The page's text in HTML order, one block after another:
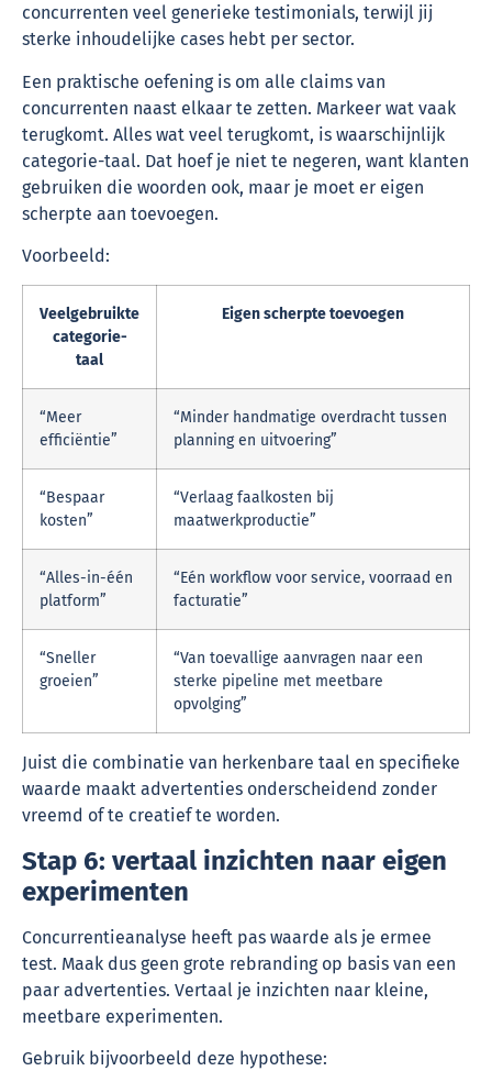
concurrenten veel generieke testimonials, terwijl jij
sterke inhoudelijke cases hebt per sector.
Een praktische oefening is om alle claims van
concurrenten naast elkaar te zetten. Markeer wat vaak
terugkomt. Alles wat veel terugkomt, is waarschijnlijk
categorie-taal. Dat hoef je niet te negeren, want klanten
gebruiken die woorden ook, maar je moet er eigen
scherpte aan toevoegen.
Voorbeeld:
Veelgebruikte
categorie-
taal
Eigen scherpte toevoegen
“Meer
efficiëntie”
“Minder handmatige overdracht tussen
planning en uitvoering”
“Bespaar
kosten”
“Verlaag faalkosten bij
maatwerkproductie”
“Alles-in-één
platform”
“Eén workflow voor service, voorraad en
facturatie”
“Sneller
groeien”
“Van toevallige aanvragen naar een
sterke pipeline met meetbare
opvolging”
Juist die combinatie van herkenbare taal en specifieke
waarde maakt advertenties onderscheidend zonder
vreemd of te creatief te worden.
Stap 6: vertaal inzichten naar eigen
experimenten
Concurrentieanalyse heeft pas waarde als je ermee
test. Maak dus geen grote rebranding op basis van een
paar advertenties. Vertaal je inzichten naar kleine,
meetbare experimenten.
Gebruik bijvoorbeeld deze hypothese: